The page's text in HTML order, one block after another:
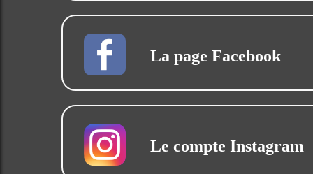
La page Facebook
Le compte Instagram